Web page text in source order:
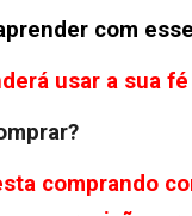
com
usar a sua fé
comprando